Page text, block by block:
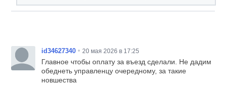
id34627340 • 20 мая 2026 в 17:25
Главное чтобы оплату за въезд сделали. Не дадим
обеднеть управленцу очередному, за такие
новшества